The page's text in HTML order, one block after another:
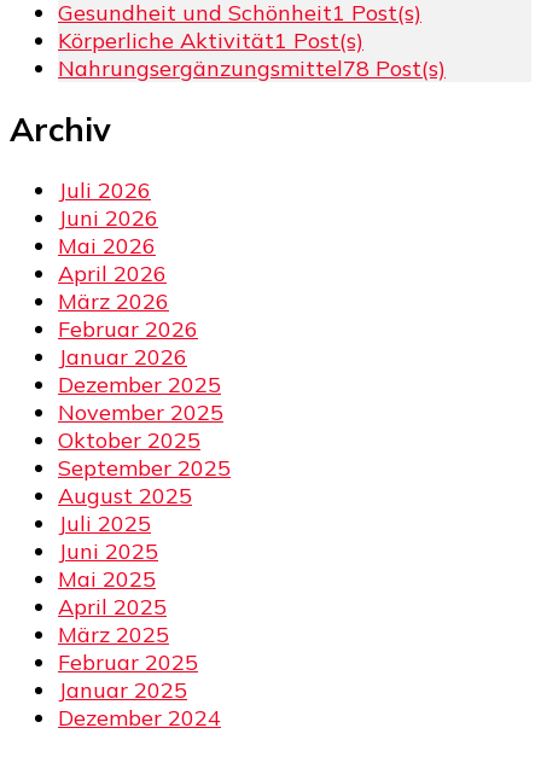
Gesundheit und Schönheit1 Post(s)
Körperliche Aktivität1 Post(s)
Nahrungsergänzungsmittel78 Post(s)
Archiv
Juli 2026
Juni 2026
Mai 2026
April 2026
März 2026
Februar 2026
Januar 2026
Dezember 2025
November 2025
Oktober 2025
September 2025
August 2025
Juli 2025
Juni 2025
Mai 2025
April 2025
März 2025
Februar 2025
Januar 2025
Dezember 2024